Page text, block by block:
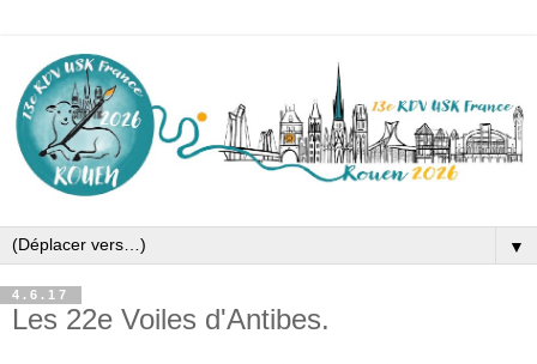
▼
4.6.17
Les 22e Voiles d'Antibes.